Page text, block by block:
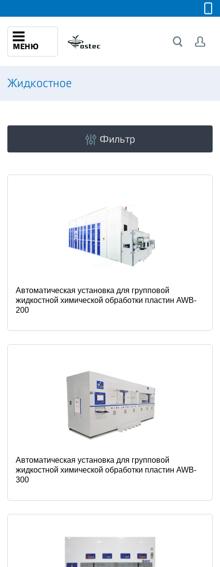
МЕНЮ
Жидкостное
Фильтр
Автоматическая установка для групповой
жидкостной химической обработки пластин AWB-
200
Автоматическая установка для групповой
жидкостной химической обработки пластин AWB-
300